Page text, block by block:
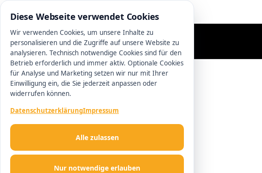
0511 13221100
Diese Webseite verwendet Cookies
Wir verwenden Cookies, um unsere Inhalte zu
personalisieren und die Zugriffe auf unsere Website zu
analysieren. Technisch notwendige Cookies sind für den
Betrieb erforderlich und immer aktiv. Optionale Cookies
für Analyse und Marketing setzen wir nur mit Ihrer
Einwilligung ein, die Sie jederzeit anpassen oder
widerrufen können.
DatenschutzerklärungImpressum
Nur notwendige erlauben
Alle zulassen